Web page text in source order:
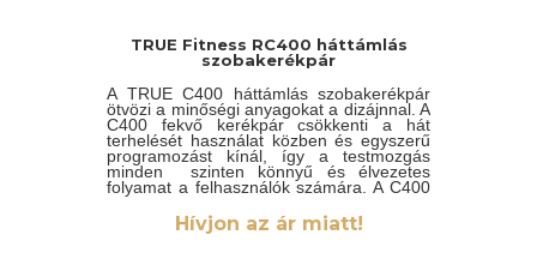
TRUE Fitness RC400 háttámlás
szobakerékpár
A TRUE C400 háttámlás szobakerékpár
ötvözi a minőségi anyagokat a dizájnnal. A
C400 fekvő kerékpár csökkenti a hát
terhelését használat közben és egyszerű
programozást kínál, így a testmozgás
minden szinten könnyű és élvezetes
folyamat a felhasználók számára. A C400
háttámlás kerékpár egyedi tervezésű acél
vázra épül, és önmagát termeli, ezért
bárhol elhelyezhető a létesítményben.
Hívjon az ár miatt!